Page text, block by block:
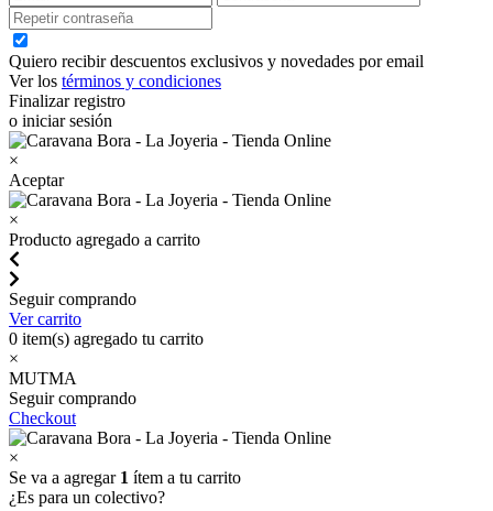
Quiero recibir descuentos exclusivos y novedades por email
Ver los términos y condiciones
Finalizar registro
o iniciar sesión
×
Aceptar
×
Producto agregado a carrito
Seguir comprando
Ver carrito
0 item(s) agregado tu carrito
×
MUTMA
Seguir comprando
Checkout
×
Se va a agregar 1 ítem a tu carrito
¿Es para un colectivo?